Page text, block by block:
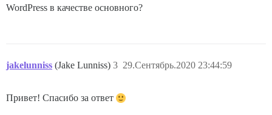
WordPress в качестве основного?
jakelunniss (Jake Lunniss) 29.Сентябрь.2020 23:44:59
3
Привет! Спасибо за ответ